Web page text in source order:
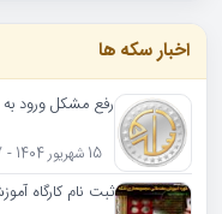
اخبار سکه ها
رفع مشکل ورود به
15 شهریور 1404 - 2657 بازدید - 6 نظر
ثبت نام کارگاه